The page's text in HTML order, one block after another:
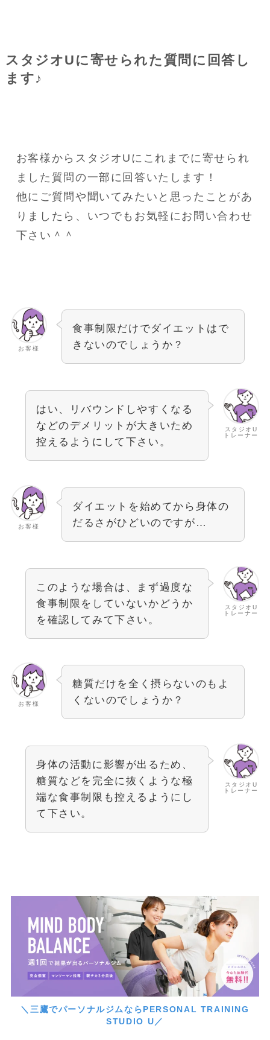
スタジオUに寄せられた質問に回答し
ます♪
お客様からスタジオUにこれまでに寄せられ
ました質問の一部に回答いたします！
他にご質問や聞いてみたいと思ったことがあ
りましたら、いつでもお気軽にお問い合わせ
下さい＾＾
お客様
食事制限だけでダイエットはで
きないのでしょうか？
スタジオU
トレーナー
はい、リバウンドしやすくなる
などのデメリットが大きいため
控えるようにして下さい。
お客様
ダイエットを始めてから身体の
だるさがひどいのですが…
スタジオU
トレーナー
このような場合は、まず過度な
食事制限をしていないかどうか
を確認してみて下さい。
お客様
糖質だけを全く摂らないのもよ
くないのでしょうか？
スタジオU
トレーナー
身体の活動に影響が出るため、
糖質などを完全に抜くような極
端な食事制限も控えるようにし
て下さい。
＼三鷹でパーソナルジムならPERSONAL TRAINING
STUDIO U／